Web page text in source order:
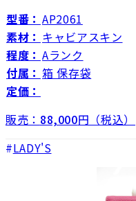
型番： AP2061
素材： キャビアスキン
程度： Aランク
付属： 箱 保存袋
定価：
販売： 88,000円（税込）
LADY'S